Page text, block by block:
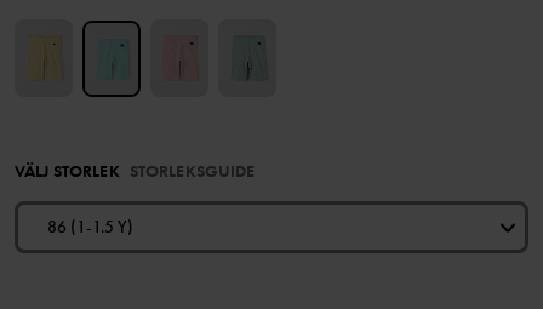
VÄLJ STORLEK STORLEKSGUIDE
86 (1-1.5 Y)